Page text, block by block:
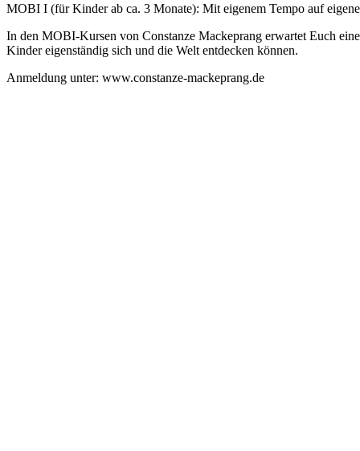
MOBI I (für Kinder ab ca. 3 Monate): Mit eigenem Tempo auf
In den MOBI-Kursen von Constanze Mackeprang erwartet Euch
Kinder eigenständig sich und die Welt entdecken können.
Anmeldung unter: www.constanze-mackeprang.de